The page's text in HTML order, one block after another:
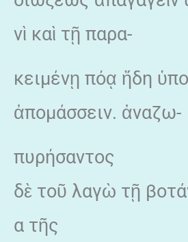
νὶ καὶ τῇ παρα-
κειμένῃ πόᾳ ἤδη
ἀπομάσσειν. ἀναζω-
πυρήσαντος
δὲ τοῦ λαγὼ τῇ
α τῆς